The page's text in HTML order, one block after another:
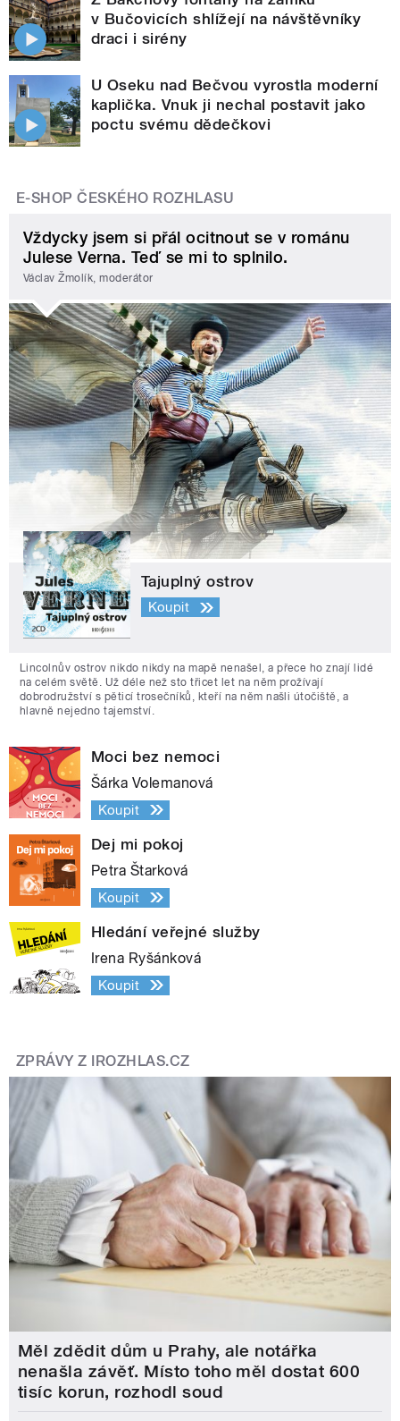
v Bučovicích shlížejí na návštěvníky
draci i sirény
U Oseku nad Bečvou vyrostla moderní
kaplička. Vnuk ji nechal postavit jako
poctu svému dědečkovi
E-SHOP ČESKÉHO ROZHLASU
Vždycky jsem si přál ocitnout se v románu
Julese Verna. Teď se mi to splnilo.
Václav Žmolík, moderátor
Tajuplný ostrov
Koupit
Lincolnův ostrov nikdo nikdy na mapě nenašel, a přece ho znají lidé
na celém světě. Už déle než sto třicet let na něm prožívají
dobrodružství s pěticí trosečníků, kteří na něm našli útočiště, a
hlavně nejedno tajemství.
Moci bez nemoci
Šárka Volemanová
Koupit
Dej mi pokoj
Petra Štarková
Koupit
Hledání veřejné služby
Irena Ryšánková
Koupit
ZPRÁVY Z IROZHLAS.CZ
Měl zdědit dům u Prahy, ale notářka
nenašla závěť. Místo toho měl dostat 600
tisíc korun, rozhodl soud